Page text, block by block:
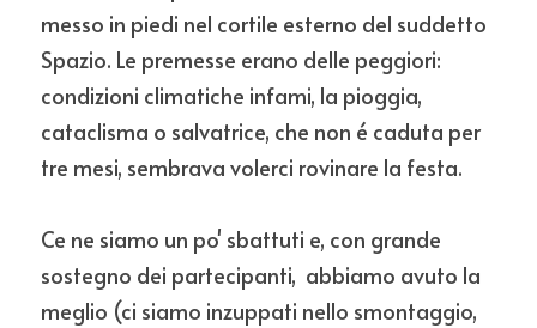
messo in piedi nel cortile esterno del suddetto
Spazio. Le premesse erano delle peggiori:
condizioni climatiche infami, la pioggia,
cataclisma o salvatrice, che non é caduta per
tre mesi, sembrava volerci rovinare la festa.
Ce ne siamo un po' sbattuti e, con grande
sostegno dei partecipanti,  abbiamo avuto la
meglio (ci siamo inzuppati nello smontaggio,